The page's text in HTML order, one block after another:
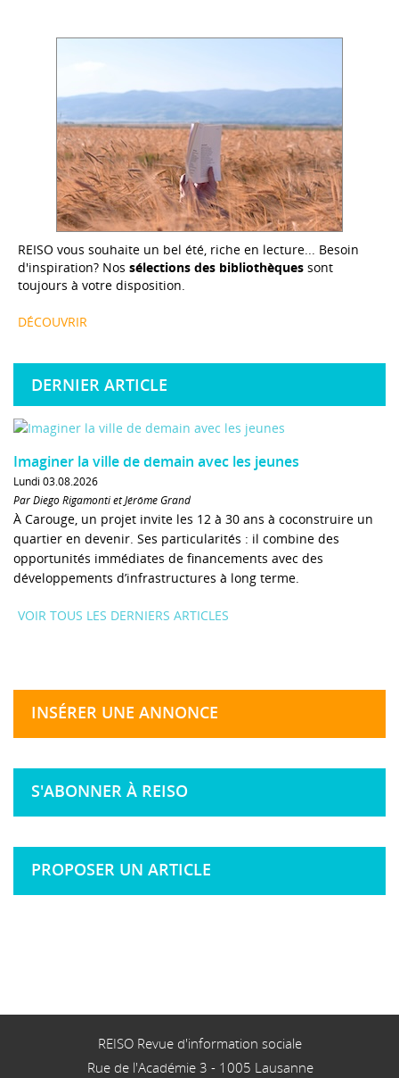
REISO vous souhaite un bel été, riche en lecture... Besoin
d'inspiration? Nos sélections des bibliothèques sont
toujours à votre disposition.
DÉCOUVRIR
DERNIER ARTICLE
Imaginer la ville de demain avec les jeunes
Lundi 03.08.2026
Par Diego Rigamonti et Jérôme Grand
À Carouge, un projet invite les 12 à 30 ans à coconstruire un
quartier en devenir. Ses particularités : il combine des
opportunités immédiates de financements avec des
développements d’infrastructures à long terme.
VOIR TOUS LES DERNIERS ARTICLES
INSÉRER UNE ANNONCE
S'ABONNER À REISO
PROPOSER UN ARTICLE
REISO Revue d'information sociale
Rue de l'Académie 3 - 1005 Lausanne